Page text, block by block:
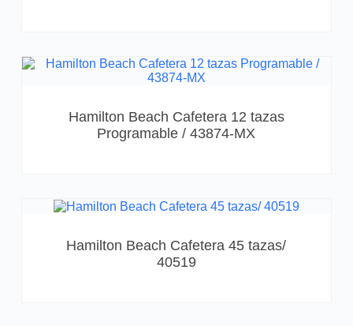
Hamilton Beach Cafetera 12 tazas
Programable / 43874-MX
Hamilton Beach Cafetera 45 tazas/
40519